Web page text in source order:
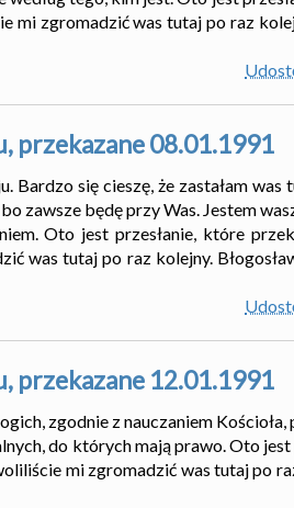
zgromadzić was tutaj po raz
przekazane 08.01.1991
się cieszę, że zastałam was
zawsze będę przy Was. Jestem
Oto jest przesłanie, które
was tutaj po raz kolejny.
przekazane 12.01.1991
zgodnie z nauczaniem
do których mają prawo. Oto
mi zgromadzić was tutaj po